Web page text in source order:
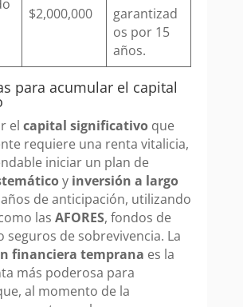
$2,000,000
garantizad
os por 15
años.
para acumular el capital
el capital significativoque
requiere una renta vitalicia,
iniciar un plan de
y inversión a largo
de anticipación, utilizando
las AFORES, fondos de
seguros de sobrevivencia. La
financiera temprana es la
más poderosa para
al momento de la